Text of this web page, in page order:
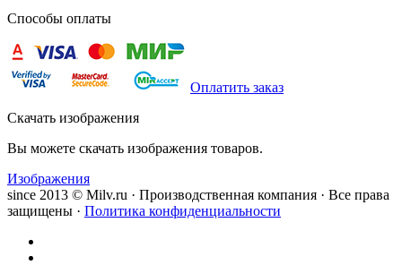
Способы оплаты
Оплатить заказ
Скачать изображения
Вы можете скачать изображения товаров.
Изображения
since 2013 © Milv.ru · Производственная компания · Все права
защищены · Политика конфиденциальности